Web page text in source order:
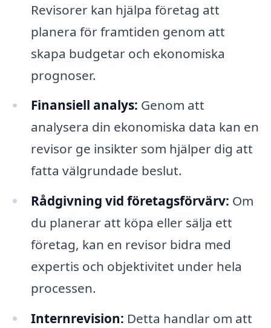
Revisorer kan hjälpa företag att
planera för framtiden genom att
skapa budgetar och ekonomiska
prognoser.
Finansiell analys: Genom att
analysera din ekonomiska data kan en
revisor ge insikter som hjälper dig att
fatta välgrundade beslut.
Rådgivning vid företagsförvärv: Om
du planerar att köpa eller sälja ett
företag, kan en revisor bidra med
expertis och objektivitet under hela
processen.
Internrevision: Detta handlar om att